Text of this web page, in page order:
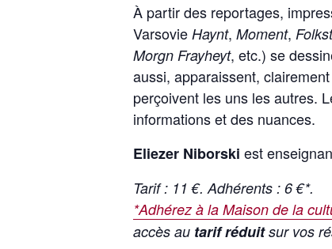
À partir des reportages,
Varsovie Haynt, Moment,
Morgn Frayheyt, etc.) se
aussi, apparaissent,
perçoivent les uns les autres.
informations et des nuances.
Eliezer Niborski est
Tarif : 11 €. Adhérents : 6 €*.
*Adhérez à la Maison de la
accès au tarif réduitsur vos